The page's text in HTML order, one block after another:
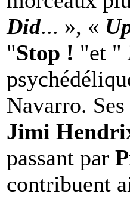
Did... », «
"Stop ! "et "
Navarro.
Jimi
passant par
contribuent